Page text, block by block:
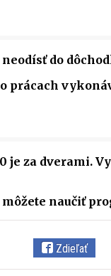
do
prácach
je za dverami.
naučiť
Zdieľať